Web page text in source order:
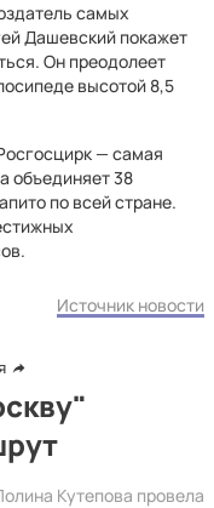
самых
Дашевский покажет
Он преодолеет
высотой 8,5
— самая
объединяет 38
по всей стране.
Источник новости
Кутепова провела